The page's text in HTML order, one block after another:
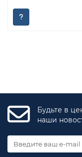
Будьте в
наши